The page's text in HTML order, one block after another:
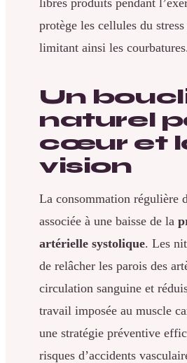
protège les cellules du
limitant ainsi les
Un
naturel
cœur et
vision
La consommation régulière
associée à une baisse de la
artérielle systolique. Les
de relâcher les parois des
circulation sanguine et
travail imposée au muscle
une stratégie préventive
risques d’accidents